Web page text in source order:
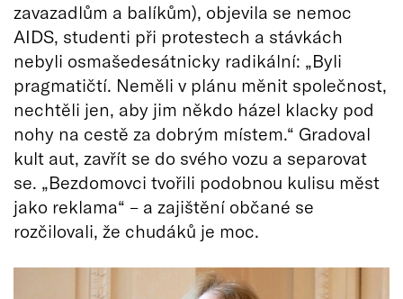
zavazadlům a balíkům), objevila se nemoc
AIDS, studenti při protestech a stávkách
nebyli osmašedesátnicky radikální: „Byli
pragmatičtí. Neměli v plánu měnit společnost,
nechtěli jen, aby jim někdo házel klacky pod
nohy na cestě za dobrým místem.“ Gradoval
kult aut, zavřít se do svého vozu a separovat
se. „Bezdomovci tvořili podobnou kulisu měst
jako reklama“ – a zajištění občané se
rozčilovali, že chudáků je moc.